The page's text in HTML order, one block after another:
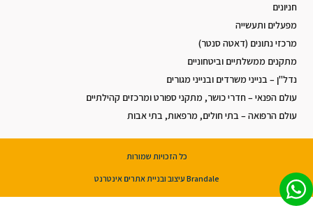
חניונים
מפעלים ותעשייה
מרכזי נתונים (דאטה סנטר)
מתקנים ממשלתיים וביטחוניים
נדל"ן – בנייני משרדים ובנייני מגורים
עולם הפנאי – חדרי כושר, מתקני ספורט ומרכזים קהילתיים
עולם הרפואה – בתי חולים, מרפאות, בתי אבות
כל הזכויות שמורות
Brandale עיצוב ובניית אתרים אינטרנט